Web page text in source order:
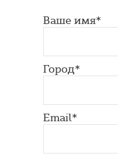
Ваше имя*
Город*
Email*